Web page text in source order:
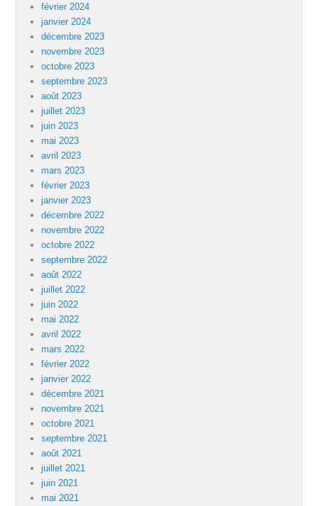
février 2024
janvier 2024
décembre 2023
novembre 2023
octobre 2023
septembre 2023
août 2023
juillet 2023
juin 2023
mai 2023
avril 2023
mars 2023
février 2023
janvier 2023
décembre 2022
novembre 2022
octobre 2022
septembre 2022
août 2022
juillet 2022
juin 2022
mai 2022
avril 2022
mars 2022
février 2022
janvier 2022
décembre 2021
novembre 2021
octobre 2021
septembre 2021
août 2021
juillet 2021
juin 2021
mai 2021